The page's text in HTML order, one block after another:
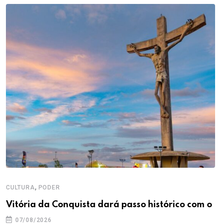
CULTURA, PODER
Vitória da Conquista dará passo histórico com o
07/08/2026